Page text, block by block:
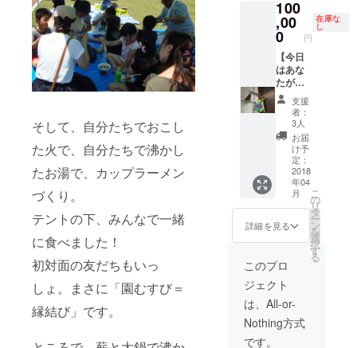
そして、自分たちでおこし
た火で、自分たちで沸かし
たお湯で、カップラーメン
づくり。
テントの下、みんなで一緒
に食べました！
初対面の友だちもいっ
しょ。まさに「園むすび＝
縁結び」です。
ページ
内に
「スペ
サポー
ター」
として
お名前
を掲載
（文字
サイ
ズ：
中）
http://e
nmusu
funaha
shi.com
ご希望
がな
かった
場合
は、支
援時の
お名前
を記載
させて
頂きま
す。）
◎「園
むすび
プロ
ジェク
ト」
ホーム
ページ
シャル
ター」
として
を掲載
データ
のプリ
ントも
可能で
す。
→プリ
ントす
る内容
は、支
援募集
期間終
了後、
メール
にて確
認させ
て頂き
ます。
（期限
までに
がな
かった
場合
は、支
援時の
お名前
→秘
書、専
用車で
の移動
付き、
名刺支
給、村
内飲食
店での
ランチ
会食、
村内パ
トロー
ル、な
ど。（※
体験内
容は応
相談）
◎「園
プロ
ジェク
ト」
ホーム
ページ
内に
100
,00
0 円
在庫な
し
【今日
はあな
たが村
長なん
デ
ス！】
◎一日
村長体
験 （中
学生以
下限
定、保
護者は
付き添
い可）
書、専
用車で
の移動
付き、
名刺支
給、村
支援
者：
3人
お届
け予
定：
2018
年04
月
詳細を見る
こ
の
リ
タ
ー
ン
を
選
択
す
る
このプロ
ジェクト
は、All-or-
Nothing方式
です。